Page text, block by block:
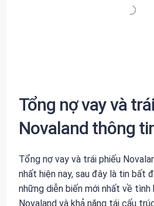
Tổng nợ vay và
Novaland thông
Tổng nợ vay và trái phiếu
nhất hiện nay, sau đây là tin bất
những diễn biến mới nhất về tình
Novaland và khả năng tái cấu